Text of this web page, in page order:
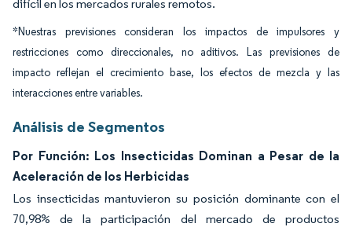
difícil en los mercados rurales remotos.
*Nuestras previsiones consideran los impactos de impulsores y
restricciones como direccionales, no aditivos. Las previsiones de
impacto reflejan el crecimiento base, los efectos de mezcla y las
interacciones entre variables.
Análisis de Segmentos
Por Función: Los Insecticidas Dominan a Pesar de la
Aceleración de los Herbicidas
Los insecticidas mantuvieron su posición dominante con el
70,98% de la participación del mercado de productos